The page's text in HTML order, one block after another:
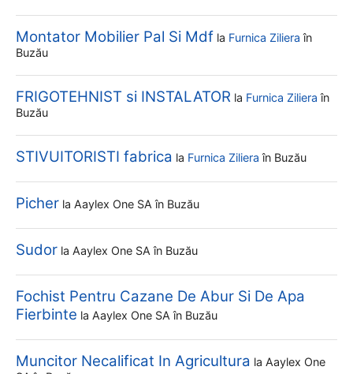
Montator Mobilier Pal Si Mdf la Furnica Ziliera în
Buzău
FRIGOTEHNIST si INSTALATOR la Furnica Ziliera în
Buzău
STIVUITORISTI fabrica la Furnica Ziliera în Buzău
Picher la Aaylex One SA în Buzău
Sudor la Aaylex One SA în Buzău
Fochist Pentru Cazane De Abur Si De Apa
Fierbinte la Aaylex One SA în Buzău
Muncitor Necalificat In Agricultura la Aaylex One